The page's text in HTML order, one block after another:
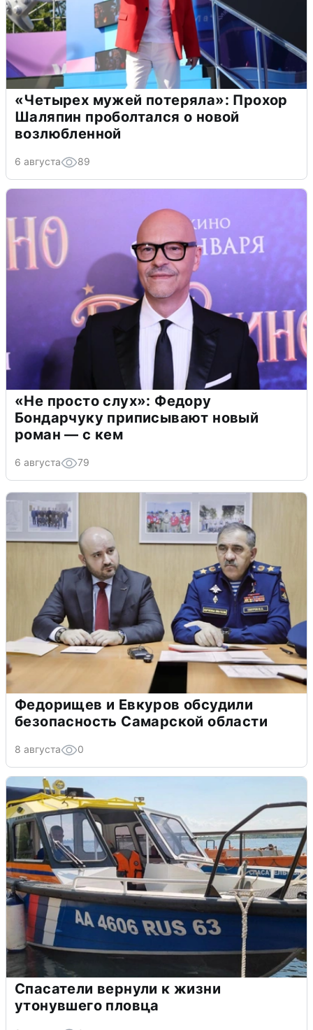
«Четырех мужей потеряла»: Прохор
Шаляпин проболтался о новой
возлюбленной
6 августа 89
«Не просто слух»: Федору
Бондарчуку приписывают новый
роман — с кем
6 августа 79
Федорищев и Евкуров обсудили
безопасность Самарской области
8 августа 0
Спасатели вернули к жизни
утонувшего пловца